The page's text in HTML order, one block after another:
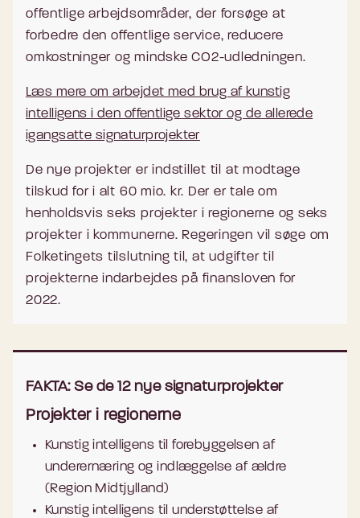
offentlige arbejdsområder, der forsøge at
forbedre den offentlige service, reducere
omkostninger og mindske CO2-udledningen.
Læs mere om arbejdet med brug af kunstig
intelligens i den offentlige sektor og de allerede
igangsatte signaturprojekter
De nye projekter er indstillet til at modtage
tilskud for i alt 60 mio. kr. Der er tale om
henholdsvis seks projekter i regionerne og seks
projekter i kommunerne. Regeringen vil søge om
Folketingets tilslutning til, at udgifter til
projekterne indarbejdes på finansloven for
2022.
FAKTA: Se de 12 nye signaturprojekter
Projekter i regionerne
Kunstig intelligens til forebyggelsen af
underernæring og indlæggelse af ældre
(Region Midtjylland)
Kunstig intelligens til understøttelse af